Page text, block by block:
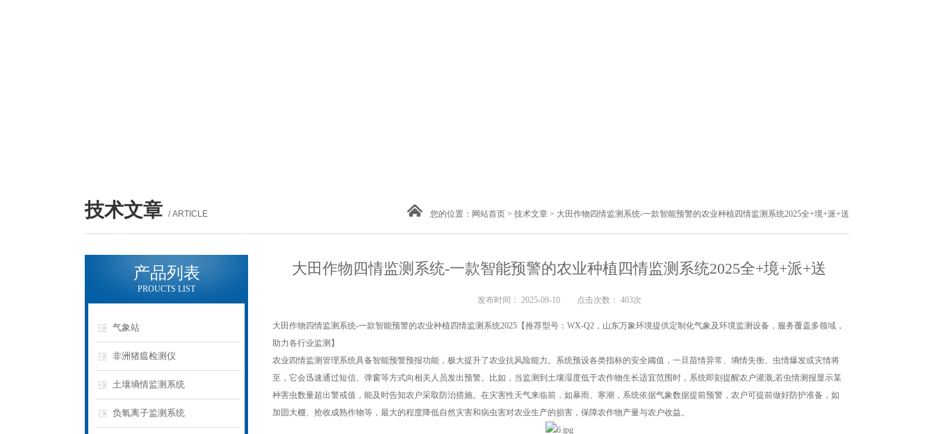
技术文章 / ARTICLE 您的位置： 网站首页 > 技术文章 > 大田作物四情监测系统-一款智能预警的农业种植四情监测系统2025全+境+派+送
产品列表
PROUCTS LIST
气象站
非洲猪瘟检测仪
土壤墒情监测系统
负氧离子监测系统
大田作物四情监测系统-一款智能预警的农业种植四情监测系统2025全+境+派+送
发布时间： 2025-09-10 点击次数： 403次
大田作物四情监测系统-一款智能预警的农业种植四情监测系统2025【推荐型号：WX-Q2，山东万象环境提供定制化气象及环境监测设备，服务覆盖多领域，
助力各行业监测】
农业四情监测管理系统具备智能预警预报功能，极大提升了农业抗风险能力。系统预设各类指标的安全阈值，一旦苗情异常、墒情失衡、虫情爆发或灾情将
至，它会迅速通过短信、弹窗等方式向相关人员发出预警。比如，当监测到土壤湿度低于农作物生长适宜范围时，系统即刻提醒农户灌溉;若虫情测报显示某
种害虫数量超出警戒值，能及时告知农户采取防治措施。在灾害性天气来临前，如暴雨、寒潮，系统依据气象数据提前预警，农户可提前做好防护准备，如
加固大棚、抢收成熟作物等，最大的程度降低自然灾害和病虫害对农业生产的损害，保障农作物产量与农户收益。